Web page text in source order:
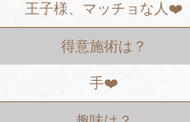
王子様、マッチョな人❤️
得意施術は？
手❤️